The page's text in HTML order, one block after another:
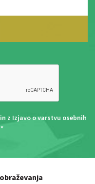
in z Izjavo o varstvu osebnih